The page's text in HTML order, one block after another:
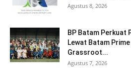
Agustus 8, 2026
BP Batam Perkuat
Lewat Batam
Grassroot...
Agustus 7, 2026